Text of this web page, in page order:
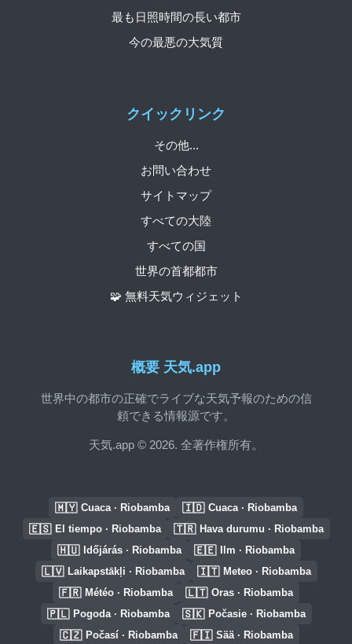
概要 天気.app
世界中の都市の正確でライブな天気予報のための信
頼できる情報源です。
天気.app © 2026. 全著作権所有。
クイックリンク
その他...
お問い合わせ
サイトマップ
すべての大陸
すべての国
世界の首都都市
🧩 無料天気ウィジェット
最も日照時間の長い都市
今の最悪の大気質
🇲🇾 Cuaca · Riobamba 🇮🇩 Cuaca · Riobamba
🇪🇸 El tiempo · Riobamba 🇹🇷 Hava durumu · Riobamba
🇭🇺 Időjárás · Riobamba 🇪🇪 Ilm · Riobamba
🇱🇻 Laikapstākļi · Riobamba 🇮🇹 Meteo · Riobamba
🇫🇷 Météo · Riobamba 🇱🇹 Oras · Riobamba
🇵🇱 Pogoda · Riobamba 🇸🇰 Počasie · Riobamba
🇨🇿 Počasí · Riobamba 🇫🇮 Sää · Riobamba